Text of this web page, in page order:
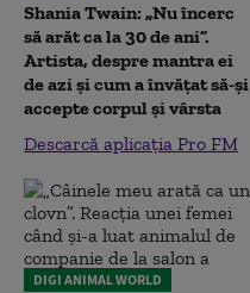
Shania Twain: „Nu încerc
să arăt ca la 30 de ani”.
Artista, despre mantra ei
de azi și cum a învățat să-și
accepte corpul și vârsta
Descarcă aplicația Pro FM
DIGI ANIMAL WORLD